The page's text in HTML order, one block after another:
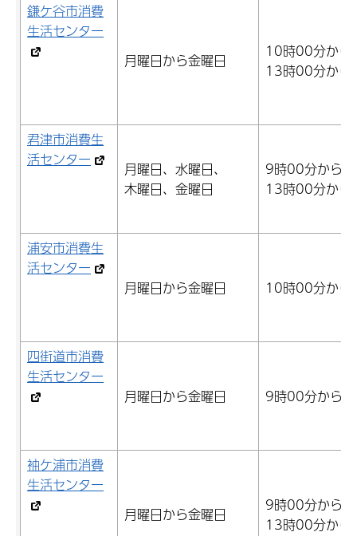
鎌ケ谷市消費
生活センター
月曜日から金曜日
10時00分か
13時00分か
君津市消費生
活センター
月曜日、水曜日、
木曜日、金曜日
9時00分から
13時00分か
浦安市消費生
活センター
月曜日から金曜日
10時00分か
四街道市消費
生活センター
月曜日から金曜日
9時00分から
袖ケ浦市消費
生活センター
月曜日から金曜日
9時00分から
13時00分か